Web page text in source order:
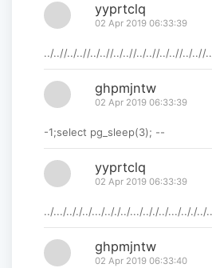
yyprtclq
02 Apr 2019 06:33:39
../..//../..//../..//../..//../..//../..//../..//
ghpmjntw
02 Apr 2019 06:33:39
-1;select pg_sleep(3); --
yyprtclq
02 Apr 2019 06:33:39
../.../.././../.../.././../.../.././../.../.././
ghpmjntw
02 Apr 2019 06:33:40